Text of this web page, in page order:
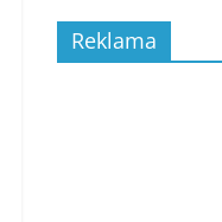
Reklama